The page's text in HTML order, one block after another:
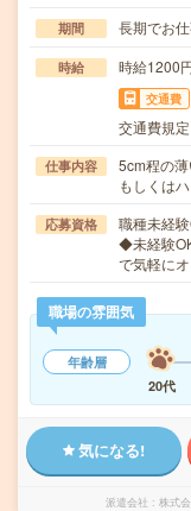
期間 長期でお
時給 時給1200
交通費
交通費規
仕事内容
5cm程の薄
もしくは
応募資格
職種未経
◆未経験
で気軽に
職場の雰囲気
年齢層
20代
気になる!
派遣会社 株式